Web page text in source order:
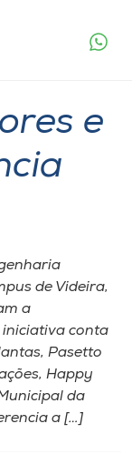
e
de Videira,
a
iniciativa conta
Pasetto
Happy
da
a […]